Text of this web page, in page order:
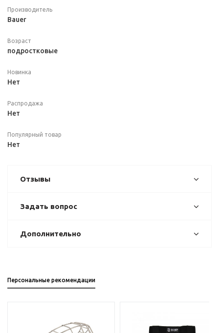
Производитель
Bauer
Возраст
подростковые
Новинка
Нет
Распродажа
Нет
Популярный товар
Нет
Отзывы
Задать вопрос
Дополнительно
Персональные рекомендации